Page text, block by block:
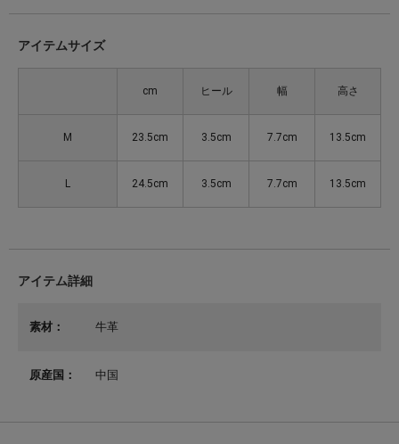
アイテムサイズ
cm ヒール 幅 高さ
M 23.5cm 3.5cm 7.7cm 13.5cm
L 24.5cm 3.5cm 7.7cm 13.5cm
アイテム詳細
素材： 牛革
原産国： 中国